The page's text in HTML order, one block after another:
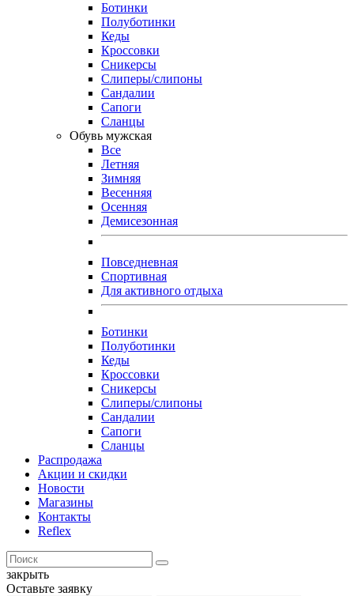
Ботинки
Полуботинки
Кеды
Кроссовки
Сникерсы
Слиперы/слипоны
Сандалии
Сапоги
Сланцы
Обувь мужская
Все
Летняя
Зимняя
Весенняя
Осенняя
Демисезонная
Повседневная
Спортивная
Для активного отдыха
Ботинки
Полуботинки
Кеды
Кроссовки
Сникерсы
Слиперы/слипоны
Сандалии
Сапоги
Сланцы
Распродажа
Акции и скидки
Новости
Магазины
Контакты
Reflex
закрыть
Оставьте заявку